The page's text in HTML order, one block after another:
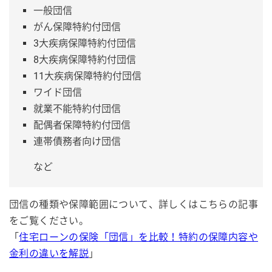
一般団信
がん保障特約付団信
3大疾病保障特約付団信
8大疾病保障特約付団信
11大疾病保障特約付団信
ワイド団信
就業不能特約付団信
配偶者保障特約付団信
連帯債務者向け団信
など
団信の種類や保障範囲について、詳しくはこちらの記事
をご覧ください。
「住宅ローンの保険「団信」を比較！特約の保障内容や
金利の違いを解説 」